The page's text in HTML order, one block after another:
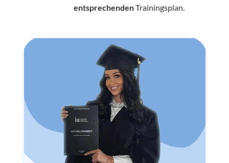
entsprechendenTrainingsplan.